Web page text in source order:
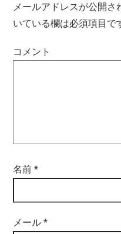
メールアドレスが公開さ
いている欄は必須項目で
コメント
名前*
メール*